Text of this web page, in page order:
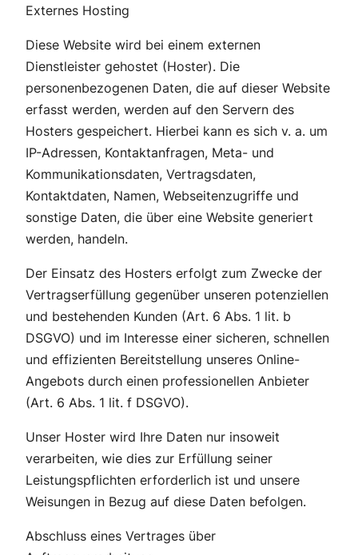
Externes Hosting
Diese Website wird bei einem externen
Dienstleister gehostet (Hoster). Die
personenbezogenen Daten, die auf dieser Website
erfasst werden, werden auf den Servern des
Hosters gespeichert. Hierbei kann es sich v. a. um
IP-Adressen, Kontaktanfragen, Meta- und
Kommunikationsdaten, Vertragsdaten,
Kontaktdaten, Namen, Webseitenzugriffe und
sonstige Daten, die über eine Website generiert
werden, handeln.
Der Einsatz des Hosters erfolgt zum Zwecke der
Vertragserfüllung gegenüber unseren potenziellen
und bestehenden Kunden (Art. 6 Abs. 1 lit. b
DSGVO) und im Interesse einer sicheren, schnellen
und effizienten Bereitstellung unseres Online-
Angebots durch einen professionellen Anbieter
(Art. 6 Abs. 1 lit. f DSGVO).
Unser Hoster wird Ihre Daten nur insoweit
verarbeiten, wie dies zur Erfüllung seiner
Leistungspflichten erforderlich ist und unsere
Weisungen in Bezug auf diese Daten befolgen.
Abschluss eines Vertrages über